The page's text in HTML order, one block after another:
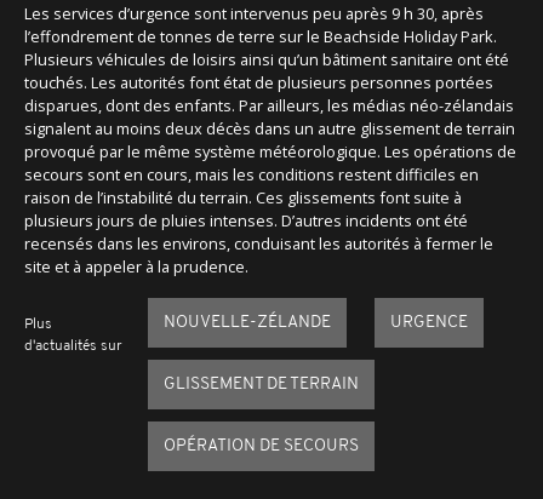
Les services d’urgence sont intervenus peu après 9 h 30, après
l’effondrement de tonnes de terre sur le Beachside Holiday Park.
Plusieurs véhicules de loisirs ainsi qu’un bâtiment sanitaire ont été
touchés. Les autorités font état de plusieurs personnes portées
disparues, dont des enfants. Par ailleurs, les médias néo-zélandais
signalent au moins deux décès dans un autre glissement de terrain
provoqué par le même système météorologique. Les opérations de
secours sont en cours, mais les conditions restent difficiles en
raison de l’instabilité du terrain. Ces glissements font suite à
plusieurs jours de pluies intenses. D’autres incidents ont été
recensés dans les environs, conduisant les autorités à fermer le
site et à appeler à la prudence.
Plus
d'actualités sur
NOUVELLE-ZÉLANDE URGENCE
GLISSEMENT DE TERRAIN
OPÉRATION DE SECOURS